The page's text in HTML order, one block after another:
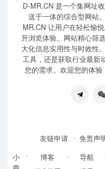
D-MR.CN 是一个集网址
送于一体的综合型网站
MR.CN 让用户在轻松愉
升浏览体验。网站精心筛
大化信息实用性与时效性
工具，还是获取行业最新
您的需求。欢迎您的体验
友链申请 免责声
小
博客 导航